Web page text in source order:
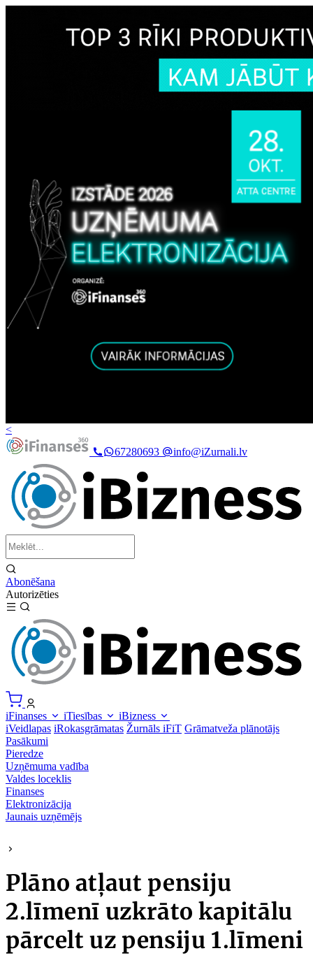
<
67280693
info@iZurnali.lv
Abonēšana
Autorizēties
iFinanses iTiesības
iBizness
iVeidlapas iRokasgrāmatas Žurnāls iFiT Grāmatveža plānotājs
Pasākumi
Pieredze
Uzņēmuma vadība
Valdes loceklis
Finanses
Elektronizācija
Jaunais uzņēmējs
Plāno atļaut pensiju
2.līmenī uzkrāto kapitālu
pārcelt uz pensiju 1.līmeni